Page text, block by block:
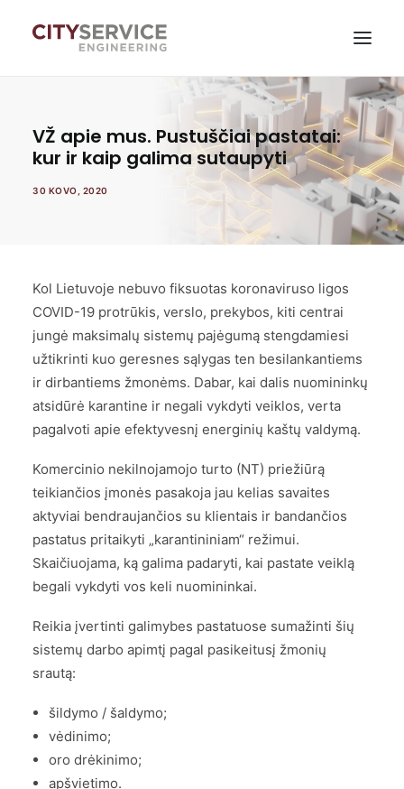
Naujienos
Apie mus
Savitarna
VŽ apie mus. Pustuščiai pastatai:
kur ir kaip galima sutaupyti
30 KOVO, 2020
Kol Lietuvoje nebuvo fiksuotas koronaviruso ligos
COVID-19 protrūkis, verslo, prekybos, kiti centrai
jungė maksimalų sistemų pajėgumą stengdamiesi
užtikrinti kuo geresnes sąlygas ten besilankantiems
ir dirbantiems žmonėms. Dabar, kai dalis nuomininkų
atsidūrė karantine ir negali vykdyti veiklos, verta
pagalvoti apie efektyvesnį energinių kaštų valdymą.
Komercinio nekilnojamojo turto (NT) priežiūrą
teikiančios įmonės pasakoja jau kelias savaites
aktyviai bendraujančios su klientais ir bandančios
pastatus pritaikyti „karantininiam“ režimui.
Skaičiuojama, ką galima padaryti, kai pastate veiklą
begali vykdyti vos keli nuomininkai.
Reikia įvertinti galimybes pastatuose sumažinti šių
sistemų darbo apimtį pagal pasikeitusį žmonių
srautą:
šildymo / šaldymo;
vėdinimo;
oro drėkinimo;
apšvietimo.